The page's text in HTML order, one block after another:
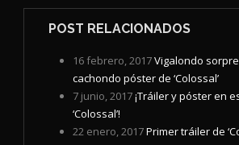
POST RELACIONADOS
16 febrero, 2017Vigalondo
cachondo póster de ‘Colossal’
7 junio, 2017¡Tráiler y póster en
‘Colossal’!
22 enero, 2017Primer tráiler de